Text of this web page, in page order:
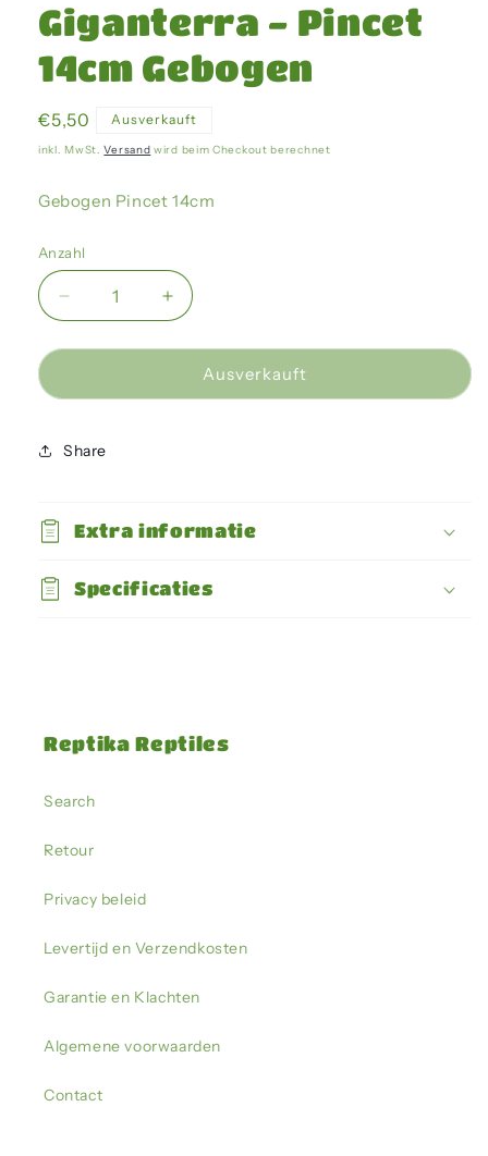
Modal
öffnen
Giganterra - Pincet
14cm Gebogen
Normaler
Preis
€5,50 Ausverkauft
inkl. MwSt.Versand wird beim Checkout berechnet
Gebogen Pincet 14cm
Anzahl
Verringere
die
Menge
Giganterra
Pincet
Erhöhe
die
Menge
Giganterra
Ausverkauft
Share
Extra informatie
Specificaties
Reptika Reptiles
Search
Retour
Privacy beleid
Levertijd en Verzendkosten
Garantie en Klachten
Algemene voorwaarden
Contact